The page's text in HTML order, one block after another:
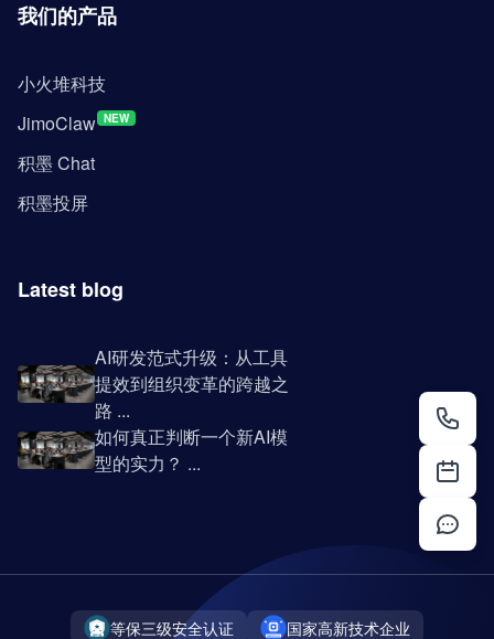
我们的产品
小火堆科技
JimoClaw NEW
积墨 Chat
积墨投屏
Latest blog
AI研发范式升级：从工具
提效到组织变革的跨越之
路 ...
如何真正判断一个新AI模
型的实力？ ...
等保三级安全认证 国家高新技术企业